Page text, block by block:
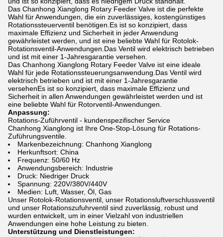
Das Chanhong Xianglong Rotary Feeder Valve ist die perfekte
Wahl für Anwendungen, die ein zuverlässiges, kostengünstiges
Rotationssteuerventil benötigen.Es ist so konzipiert, dass
maximale Effizienz und Sicherheit in jeder Anwendung
gewährleistet werden, und ist eine beliebte Wahl für Rotolok-
Rotationsventil-Anwendungen.Das Ventil wird elektrisch betrieben
und ist mit einer 1-Jahresgarantie versehen.
Das Chanhong Xianglong Rotary Feeder Valve ist eine ideale
Wahl für jede Rotationssteuerungsanwendung.Das Ventil wird
elektrisch betrieben und ist mit einer 1-Jahresgarantie
versehenEs ist so konzipiert, dass maximale Effizienz und
Sicherheit in allen Anwendungen gewährleistet werden und ist
eine beliebte Wahl für Rotorventil-Anwendungen.
Anpassung:
Rotations-Zuführventil - kundenspezifischer Service
Chanhong Xianglong ist Ihre One-Stop-Lösung für Rotations-
Zuführungsventile.
Markenbezeichnung: Chanhong Xianglong
Herkunftsort: China
Frequenz: 50/60 Hz
Anwendungsbereich: Industrie
Druck: Niedriger Druck
Spannung: 220V/380V/440V
Medien: Luft, Wasser, Öl, Gas
Unser Rotolok-Rotationsventil, unser Rotationsluftverschlussventil
und unser Rotationszufuhrventil sind zuverlässig, robust und
wurden entwickelt, um in einer Vielzahl von industriellen
Anwendungen eine hohe Leistung zu bieten.
Unterstützung und Dienstleistungen: